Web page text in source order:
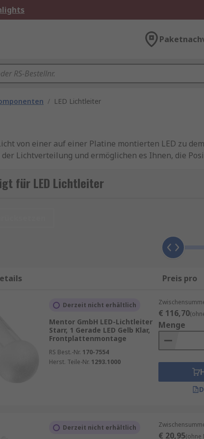
/ LED Lichtleiter
von einer auf einer Platine montierten LED zu
Lichtverteilung und ermöglichen es Ihnen, die
flexibel, starr vertikal und starr rechtwinklig,
gefertigt und können Licht in kürzeren
passend zu einer Lichtleitung angepasst werden.
an die Montage die richtigen LED Licht-
für LED Lichtleiter
Preis pro
Derzeit nicht erhältlich
Mentor GmbH LED-Lichtleiter
Starr, 1 Gerade LED Gelb Klar,
Frontplattenmontage
RS Best.-Nr. 170-7554
Herst. Teile-Nr. 1293.1000
€ 116,70
Menge
Derzeit nicht erhältlich
€ 20,95(ohne